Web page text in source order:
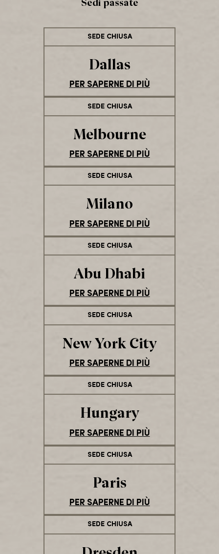
SEDE CHIUSA
Dallas
PER SAPERNE DI PIÙ
SEDE CHIUSA
Melbourne
PER SAPERNE DI PIÙ
SEDE CHIUSA
Milano
PER SAPERNE DI PIÙ
SEDE CHIUSA
Abu Dhabi
PER SAPERNE DI PIÙ
SEDE CHIUSA
New York City
PER SAPERNE DI PIÙ
SEDE CHIUSA
Hungary
PER SAPERNE DI PIÙ
SEDE CHIUSA
Paris
PER SAPERNE DI PIÙ
SEDE CHIUSA